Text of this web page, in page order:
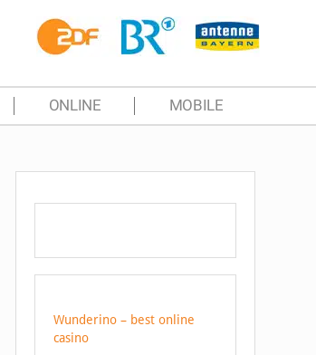
ONLINE MOBILE
Wunderino – best online
casino